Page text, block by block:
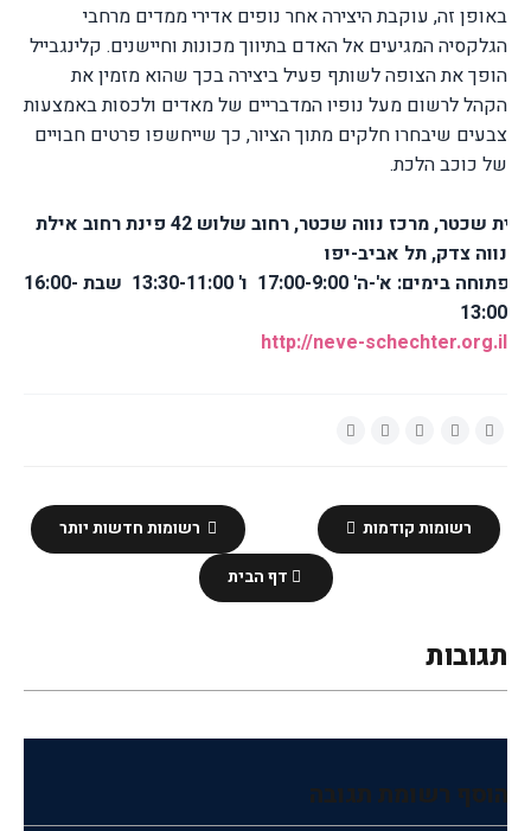
באופן זה, עוקבת היצירה אחר נופים אדירי ממדים מרחבי
הגלקסיה המגיעים אל האדם בתיווך מכונות וחיישנים. קלינגבייל
הופך את הצופה לשותף פעיל ביצירה בכך שהוא מזמין את
הקהל לרשום מעל נופיו המדבריים של מאדים ולכסות באמצעות
צבעים שיבחרו חלקים מתוך הציור, כך שייחשפו פרטים חבויים
של כוכב הלכת.
גלריית שכטר, מרכז נווה שכטר, רחוב שלוש 42 פינת רחוב אילת
נווה צדק, תל אביב-יפו
התערוכה פתוחה בימים: א'-ה' 17:00-9:00 ו' 13:30-11:00 שבת 16:00-
13:00
http://neve-schechter.org.il
רשומות חדשות יותר רשומות קודמות
דף הבית
תגובות
הוסף רשומת תגובה